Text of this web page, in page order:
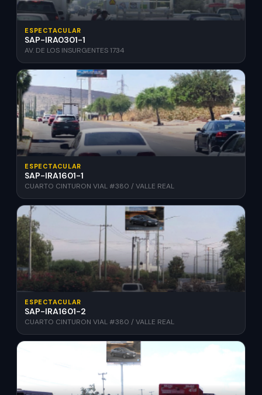
ESPECTACULAR
SAP-IRA0301-1
AV. DE LOS INSURGENTES 1734
ESPECTACULAR
SAP-IRA1601-1
CUARTO CINTURON VIAL #380 / VALLE REAL
ESPECTACULAR
SAP-IRA1601-2
CUARTO CINTURON VIAL #380 / VALLE REAL